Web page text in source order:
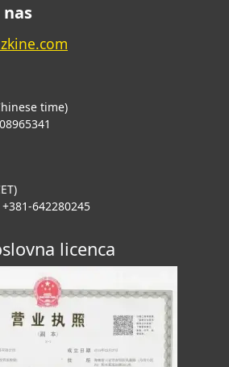
time)
642280245
licenca